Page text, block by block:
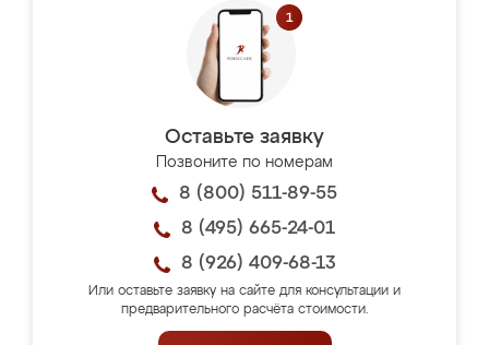
Оставьте заявку
Позвоните по номерам
8 (800) 511-89-55
8 (495) 665-24-01
8 (926) 409-68-13
Или оставьте заявку на сайте для консультации и
предварительного расчёта стоимости.